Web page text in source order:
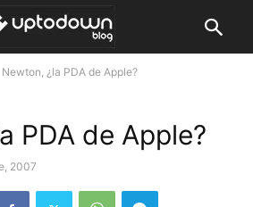
Newton, ¿la PDA de Apple?
PDA de Apple?
2007